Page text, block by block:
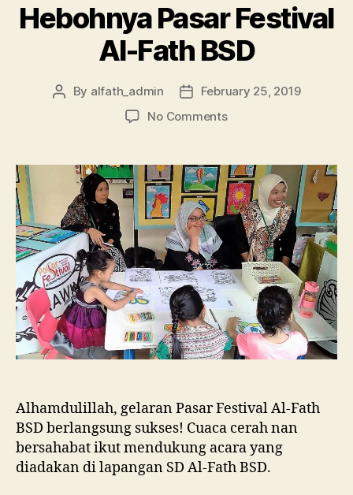
Hebohnya Pasar Festival
Al-Fath BSD
By alfath_admin
February 25, 2019
No Comments
Alhamdulillah, gelaran Pasar Festival Al-Fath
BSD berlangsung sukses! Cuaca cerah nan
bersahabat ikut mendukung acara yang
diadakan di lapangan SD Al-Fath BSD.